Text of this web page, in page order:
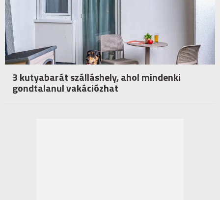
3 kutyabarát szálláshely, ahol mindenki
gondtalanul vakációzhat